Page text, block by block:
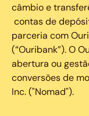
câmbio e
contas de
parceria com
(“Ouribank”). O
abertura ou
conversões de
Inc. ("Nomad").